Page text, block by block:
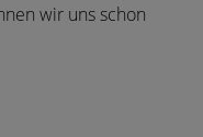
wir uns schon